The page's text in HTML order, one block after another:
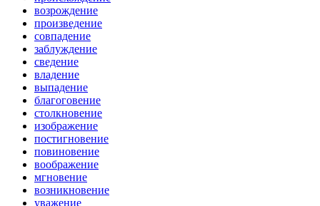
возрождение
произведение
совпадение
заблуждение
сведение
владение
выпадение
благоговение
столкновение
изображение
постигновение
повиновение
воображение
мгновение
возникновение
уважение